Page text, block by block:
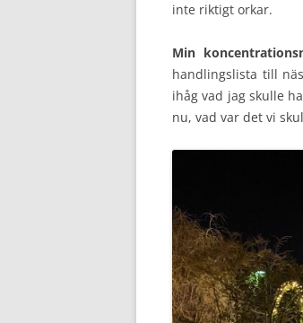
inte riktigt orkar.
Min
handlingslista till
ihåg vad jag skulle
nu, vad var det vi